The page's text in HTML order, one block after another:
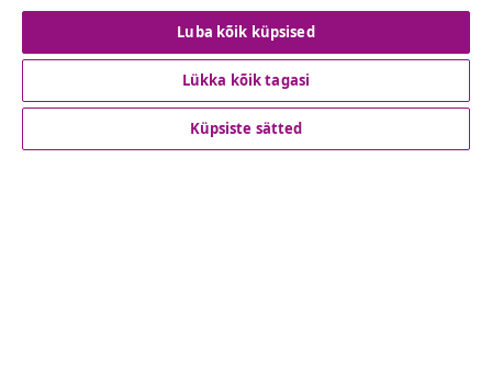
Lepingust taganemine
Luba kõik küpsised
Lükka kõik tagasi
Küpsiste sätted